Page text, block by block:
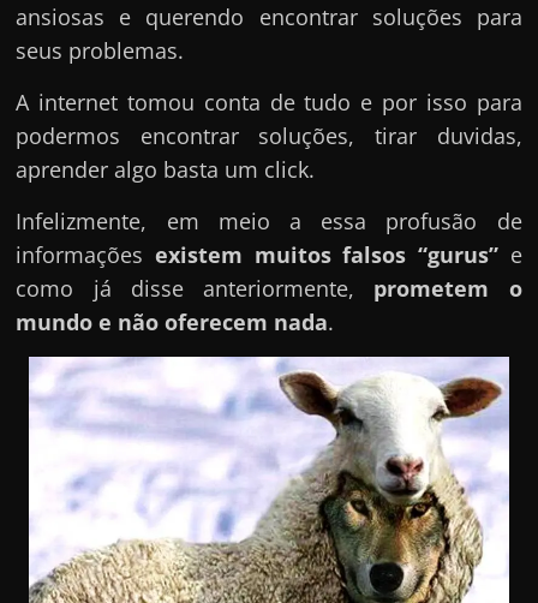
ansiosas e querendo encontrar soluções para
seus problemas.
A internet tomou conta de tudo e por isso para
podermos encontrar soluções, tirar duvidas,
aprender algo basta um click.
Infelizmente, em meio a essa profusão de
informaçõesexistem muitos falsos “gurus”e
como já disse anteriormente, prometem o
mundo e não oferecem nada.